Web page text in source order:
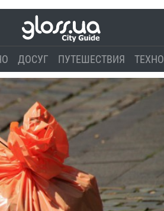
ДОСУГ ПУТЕШЕСТВИЯ ТЕХНО